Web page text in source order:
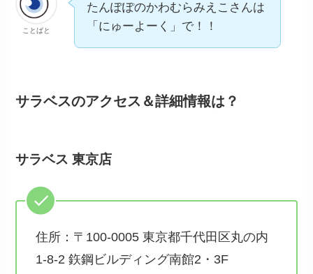
ことばと
たんぽぽのかわむらみえこさんは
「にゅーよーく」で！！
サラベスのアクセス＆詳細情報は？
サラベス 東京店
住所：〒100-0005 東京都千代田区丸の内
1-8-2 鉃鋼ビルディング南館2・3F